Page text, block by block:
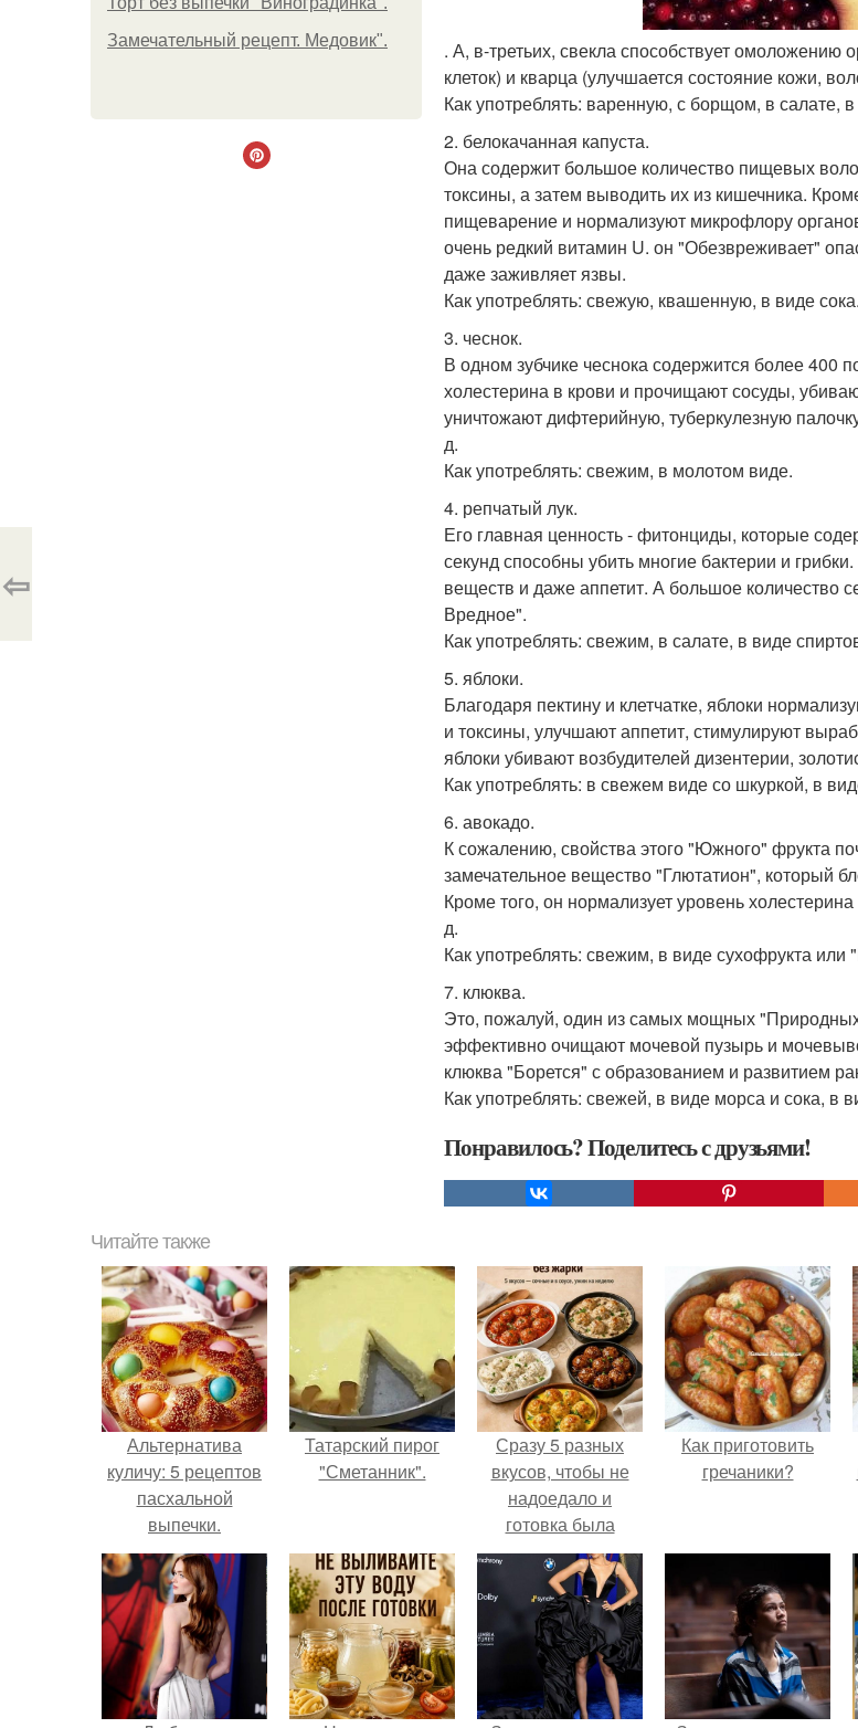
Замечательный рецепт. Медовик".
. А, в-третьих, свекла способствует
клеток) и кварца (улучшается состояние кожи,
Как употреблять: варенную, с борщом, в салате,
2. белокачанная капуста.
Она содержит большое количество пищевых
токсины, а затем выводить их из кишечника.
пищеварение и нормализуют микрофлору
очень редкий витамин U. он "Обезвреживает"
даже заживляет язвы.
Как употреблять: свежую, квашенную, в виде сока.
3. чеснок.
В одном зубчике чеснока содержится более 400
холестерина в крови и прочищают сосуды,
уничтожают дифтерийную, туберкулезную
д.
Как употреблять: свежим, в молотом виде.
4. репчатый лук.
Его главная ценность - фитонциды, которые
секунд способны убить многие бактерии и
веществ и даже аппетит. А большое количество
Вредное".
Как употреблять: свежим, в салате, в виде
5. яблоки.
Благодаря пектину и клетчатке, яблоки
и токсины, улучшают аппетит, стимулируют
яблоки убивают возбудителей дизентерии,
Как употреблять: в свежем виде со шкуркой, в
6. авокадо.
К сожалению, свойства этого "Южного" фрукта
замечательное вещество "Глютатион", который
Кроме того, он нормализует уровень
д.
Как употреблять: свежим, в виде сухофрукта или
7. клюква.
Это, пожалуй, один из самых мощных
эффективно очищают мочевой пузырь и
клюква "Борется" с образованием и развитием
Как употреблять: свежей, в виде морса и сока, в
Понравилось? Поделитесь с друзьями!
⇦
Читайте также
Альтернатива
куличу: 5 рецептов
пасхальной
выпечки.
Татарский пирог
"Сметанник".
Сразу 5 разных
вкусов, чтобы не
надоедало и
готовка была
проще.
Как приготовить
гречаники?